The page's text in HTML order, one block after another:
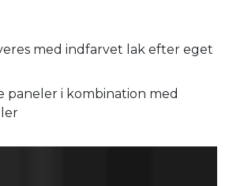
med indfarvet lak efter eget
paneler i kombination med